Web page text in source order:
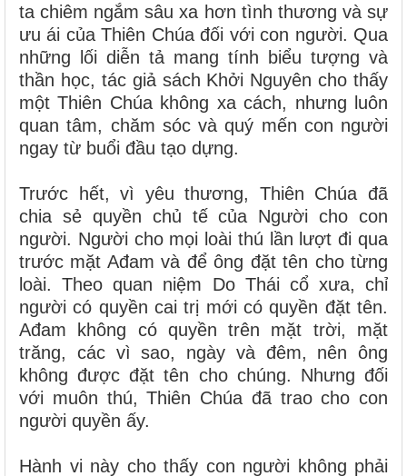
ta chiêm ngắm sâu xa hơn tình thương và sự
ưu ái của Thiên Chúa đối với con người. Qua
những lối diễn tả mang tính biểu tượng và
thần học, tác giả sách Khởi Nguyên cho thấy
một Thiên Chúa không xa cách, nhưng luôn
quan tâm, chăm sóc và quý mến con người
ngay từ buổi đầu tạo dựng.
Trước hết, vì yêu thương, Thiên Chúa đã
chia sẻ quyền chủ tế của Người cho con
người. Người cho mọi loài thú lần lượt đi qua
trước mặt Ađam và để ông đặt tên cho từng
loài. Theo quan niệm Do Thái cổ xưa, chỉ
người có quyền cai trị mới có quyền đặt tên.
Ađam không có quyền trên mặt trời, mặt
trăng, các vì sao, ngày và đêm, nên ông
không được đặt tên cho chúng. Nhưng đối
với muôn thú, Thiên Chúa đã trao cho con
người quyền ấy.
Hành vi này cho thấy con người không phải